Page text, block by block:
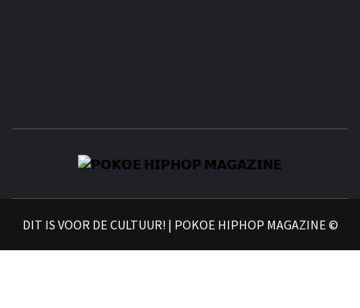
DIT IS VOOR DE CULTUUR! | POKOE HIPHOP MAGAZINE ©